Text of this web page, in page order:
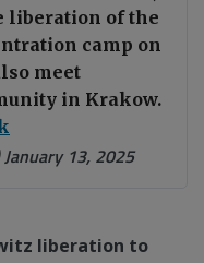
liberation of the
camp on
meet
in Krakow.
January 13, 2025
liberation to